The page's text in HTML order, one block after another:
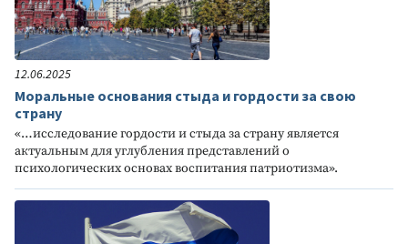
12.06.2025
Моральные основания стыда и гордости за свою
страну
«…исследование гордости и стыда за страну является
актуальным для углубления представлений о
психологических основах воспитания патриотизма».